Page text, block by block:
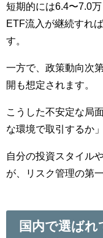
短期的には6.4〜7.0
ETF流入が継続すれ
す。
一方で、政策動向次
開も想定されます。
こうした不安定な局
な環境で取引するか
自分の投資スタイル
が、リスク管理の第
国内で選ばれ